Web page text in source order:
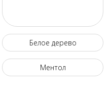
Белое дерево
Ментол